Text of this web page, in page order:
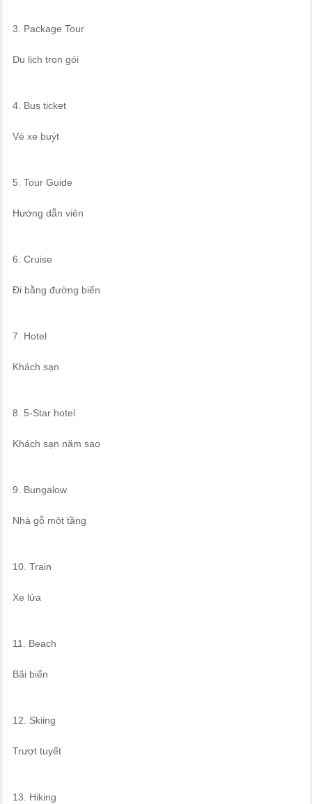
3. Package Tour
Du lịch trọn gói
4. Bus ticket
Vé xe buýt
5. Tour Guide
Hướng dẫn viên
6. Cruise
Đi bằng đường biển
7. Hotel
Khách sạn
8. 5-Star hotel
Khách sạn năm sao
9. Bungalow
Nhà gỗ một tầng
10. Train
Xe lửa
11. Beach
Bãi biển
12. Skiing
Trượt tuyết
13. Hiking